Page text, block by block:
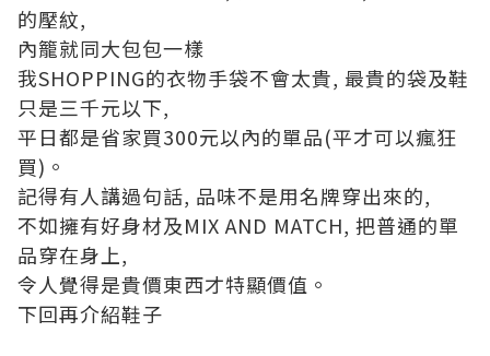
的壓紋,
內籠就同大包包一樣
我SHOPPING的衣物手袋不會太貴, 最貴的袋及鞋
只是三千元以下,
平日都是省家買300元以內的單品(平才可以瘋狂
買)。
記得有人講過句話, 品味不是用名牌穿出來的,
不如擁有好身材及MIX AND MATCH, 把普通的單
品穿在身上,
令人覺得是貴價東西才特顯價值。
下回再介紹鞋子